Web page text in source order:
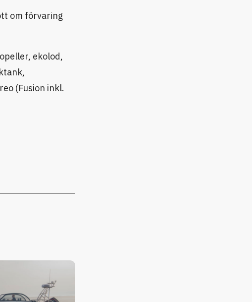
om förvaring
ekolod,
(Fusion inkl.